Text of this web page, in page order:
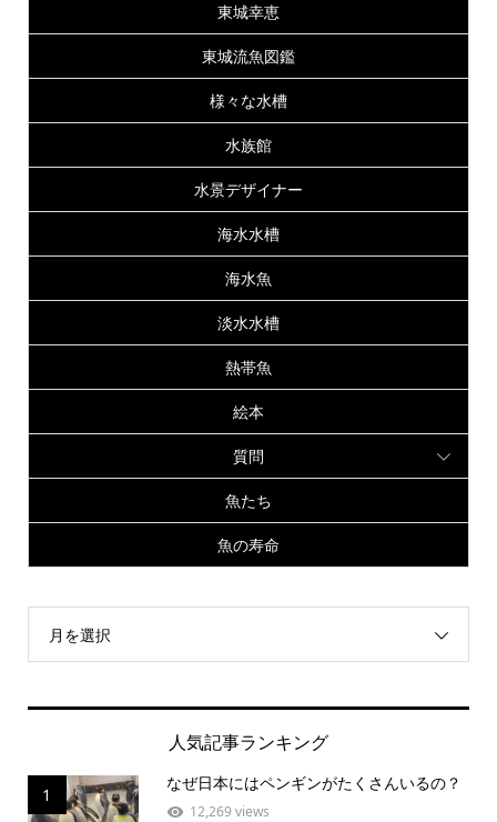
東城幸恵
東城流魚図鑑
様々な水槽
水族館
水景デザイナー
海水水槽
海水魚
淡水水槽
熱帯魚
絵本
質問
魚たち
魚の寿命
月を選択
人気記事ランキング
1
なぜ日本にはペンギンがたくさんいるの？
12,269 views